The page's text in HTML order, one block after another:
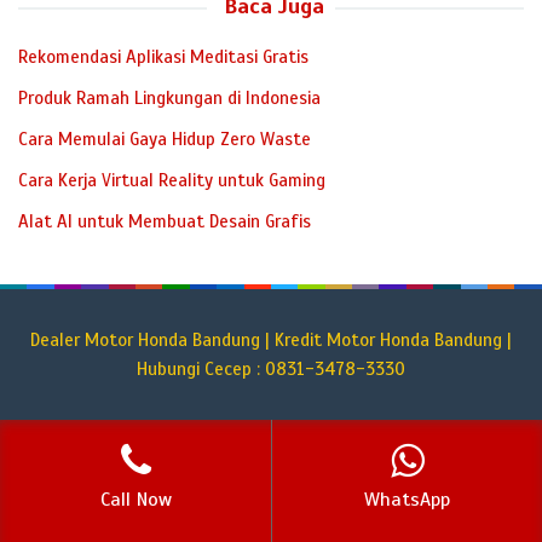
Baca Juga
Rekomendasi Aplikasi Meditasi Gratis
Produk Ramah Lingkungan di Indonesia
Cara Memulai Gaya Hidup Zero Waste
Cara Kerja Virtual Reality untuk Gaming
Alat AI untuk Membuat Desain Grafis
Dealer Motor Honda Bandung | Kredit Motor Honda Bandung |
Hubungi Cecep : 0831-3478-3330
Call Now WhatsApp